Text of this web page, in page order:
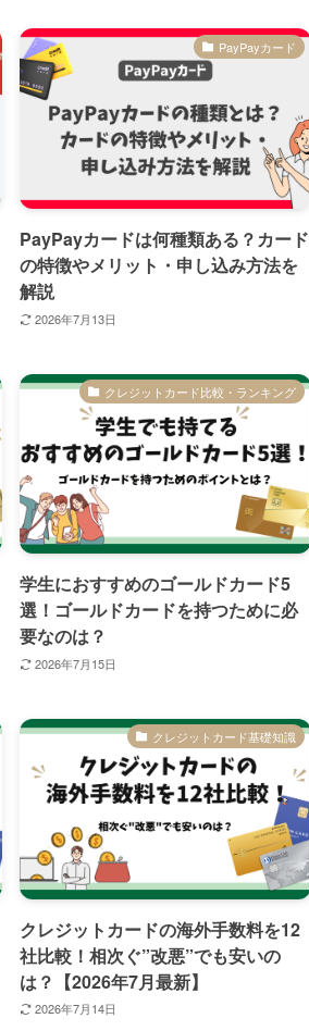
PayPayカード
PayPayカードは何種類ある？カード
の特徴やメリット・申し込み方法を
解説
2026年7月13日
クレジットカード比較・ランキング
学生におすすめのゴールドカード5
選！ゴールドカードを持つために必
要なのは？
2026年7月15日
クレジットカード基礎知識
クレジットカードの海外手数料を12
社比較！相次ぐ”改悪”でも安いの
は？【2026年7月最新】
2026年7月14日